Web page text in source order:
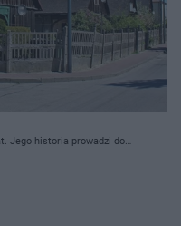
Jego historia prowadzi do